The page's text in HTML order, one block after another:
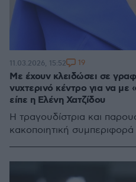
Με έχουν κλειδώσει σε
νυχτερινό κέντρο για να με
είπε η Ελένη Χατζίδου
Η τραγουδίστρια και
κακοποιητική
11.03.2026, 15:52 19